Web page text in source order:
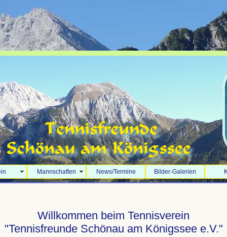
Mannschaften News/Termine Bilder-Galerien
Willkommen beim Tennisverein
"Tennisfreunde Schönau am Königssee e.V."